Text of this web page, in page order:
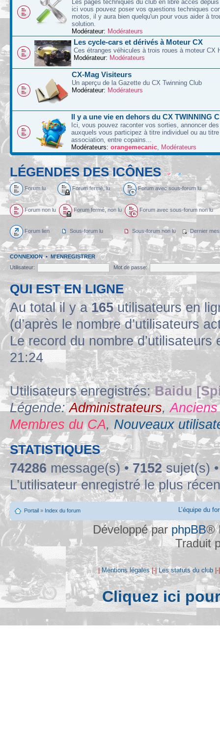
Les pages techniques du club en libre accès
ici vous pouvez poser vos questions techniques
motos, il y aura bien quelqu'un pour vous aider à
solution.
Modérateur: Modérateurs
Les cycle-cars et dérivés à Moteur CX
Ces étranges véhicules à trois roues à moteur CX
Modérateur: Modérateurs
CX-Mag Visiteurs
Un aperçu de la Gazette du CX Twinning Club
Modérateur: Modérateurs
Il y a une vie en dehors du CX TWINNING
Ici, vous pouvez raconter vos sorties, annoncer
auxquels vous participez à titre individuel ou au
association, entre copains...
Modérateurs: orangemecanic, Modérateurs
LÉGENDES DES ICÔNES
Forum lu Forum fermé, lu Forum avec sous-forum lu
Forum non lu Forum fermé, non lu Forum avec sous-forum non lu
Forum lien Sous-forum lu Sous-forum non lu Dernier
CONNEXION• M’ENREGISTRER
Utilisateur:
Mot de passe:
QUI EST EN LIGNE
Au total il y a165utilisateurs en
(d’après le nombre d’utilisateurs
Le record du nombre
21:24
Utilisateurs enregistrés:Baidu
Légende:Administrateurs,
Membres du CA, Nouveaux
STATISTIQUES
74286 message(s) • 7152sujet(s)
L’utilisateur enregistré le plus
Portail » Index du forum L’équipe du
Développé par phpBB®
Traduit
|Mentions légales|-|Les statuts du club
Cliquez ici